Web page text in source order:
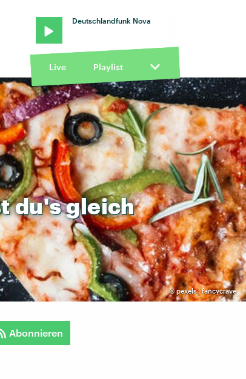
Deutschlandfunk Nova
Live Playlist
©pexels | fancycrave
du'sgleich
Abonnieren